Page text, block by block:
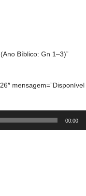
Bíblico: Gn 1–3)”
mensagem=”Disponível
00:00